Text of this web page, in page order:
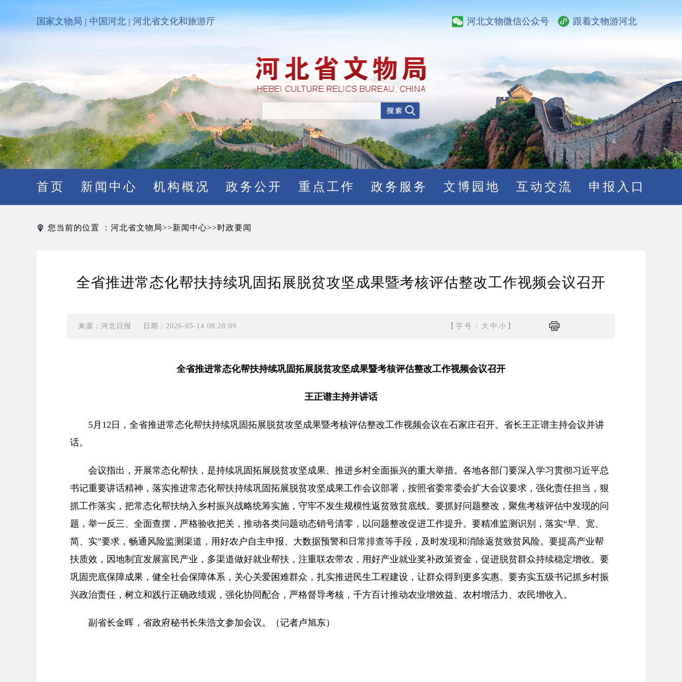
国家文物局 | 中国河北|河北省文化和旅游厅 河北文物微信公众号 跟着文物游河北
首页 新闻中心 机构概况 政务公开 重点工作 政务服务 文博园地 互动交流 申报入口
您当前的位置 ： 河北省文物局>>新闻中心>>时政要闻
全省推进常态化帮扶持续巩固拓展脱贫攻坚成果暨考核评估整改工作视频会议召开
来源：河北日报 日期：2026-05-14 08:28:09 【字号： 大 中 小 】
全省推进常态化帮扶持续巩固拓展脱贫攻坚成果暨考核评估整改工作视频会议召开
王正谱主持并讲话
5月12日，全省推进常态化帮扶持续巩固拓展脱贫攻坚成果暨考核评估整改工作视频会议在石家庄召开。省长王正谱主持会议并讲
话。
会议指出，开展常态化帮扶，是持续巩固拓展脱贫攻坚成果、推进乡村全面振兴的重大举措。各地各部门要深入学习贯彻习近平总
书记重要讲话精神，落实推进常态化帮扶持续巩固拓展脱贫攻坚成果工作会议部署，按照省委常委会扩大会议要求，强化责任担当，狠
抓工作落实，把常态化帮扶纳入乡村振兴战略统筹实施，守牢不发生规模性返贫致贫底线。要抓好问题整改，聚焦考核评估中发现的问
题，举一反三、全面查摆，严格验收把关，推动各类问题动态销号清零，以问题整改促进工作提升。要精准监测识别，落实“早、宽、
简、实”要求，畅通风险监测渠道，用好农户自主申报、大数据预警和日常排查等手段，及时发现和消除返贫致贫风险。要提高产业帮
扶质效，因地制宜发展富民产业，多渠道做好就业帮扶，注重联农带农，用好产业就业奖补政策资金，促进脱贫群众持续稳定增收。要
巩固兜底保障成果，健全社会保障体系，关心关爱困难群众，扎实推进民生工程建设，让群众得到更多实惠。要夯实五级书记抓乡村振
兴政治责任，树立和践行正确政绩观，强化协同配合，严格督导考核，千方百计推动农业增效益、农村增活力、农民增收入。
副省长金晖，省政府秘书长朱浩文参加会议。（记者卢旭东）